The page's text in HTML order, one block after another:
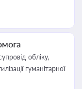
обліку,
гуманітарної